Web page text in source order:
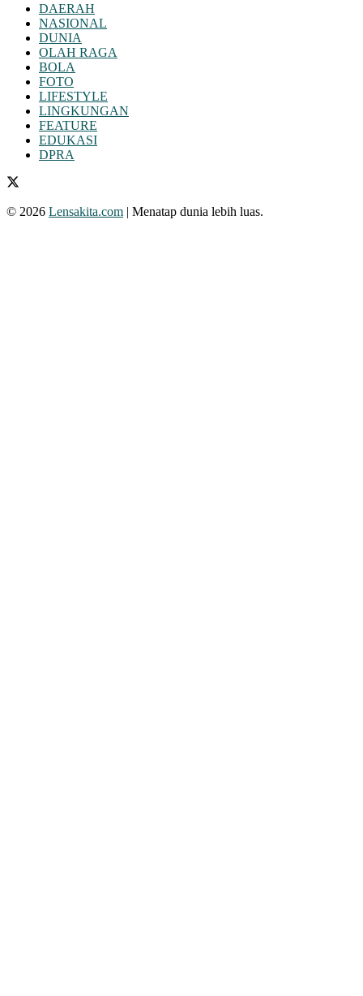
DAERAH
NASIONAL
DUNIA
OLAH RAGA
BOLA
FOTO
LIFESTYLE
LINGKUNGAN
FEATURE
EDUKASI
DPRA
© 2026 Lensakita.com | Menatap dunia lebih luas.